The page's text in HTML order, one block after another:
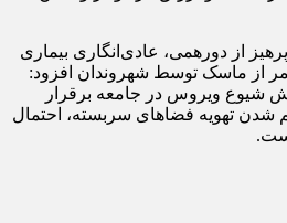
از دورهمی، عادی‌انگاری بیماری
مستمر از ماسک توسط شهروندان افزود:
شیوع ویروس در جامعه برقرار
شدن تهویه فضاهای سربسته، احتمال